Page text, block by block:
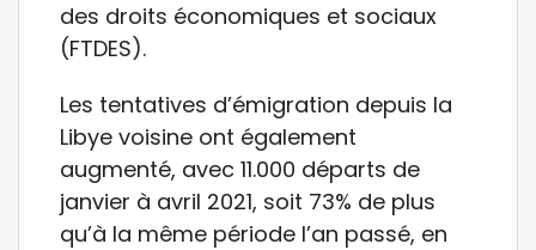
des droits économiques et sociaux
(FTDES).
Les tentatives d’émigration depuis la
Libye voisine ont également
augmenté, avec 11.000 départs de
janvier à avril 2021, soit 73% de plus
qu’à la même période l’an passé, en